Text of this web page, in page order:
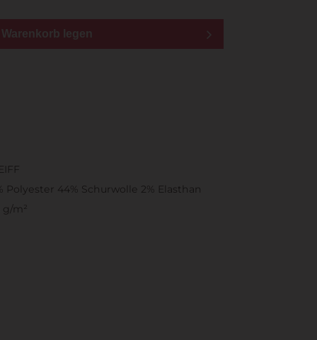
Warenkorb legen
Polyester 44% Schurwolle 2% Elasthan
g/m²